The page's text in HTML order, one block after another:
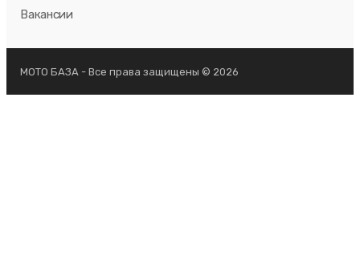
Вакансии
МОТО БАЗА - Все права защищены © 2026